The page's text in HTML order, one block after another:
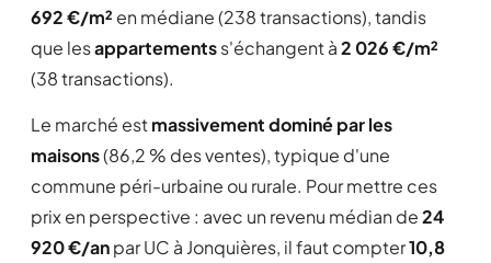
692 €/m² en médiane (238 transactions), tandis
que lesappartementss'échangent à2 026 €/m²
(38 transactions).
Le marché estmassivement dominé par les
maisons(86,2 % des ventes), typique d'une
commune péri-urbaine ou rurale. Pour mettre ces
prix en perspective : avec un revenu médian de24
920 €/anpar UC à Jonquières, il faut compter10,8